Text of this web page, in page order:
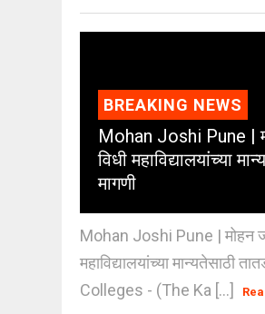
BREAKING NEWS
Mohan Joshi Pune |
विधी महाविद्यालयांच्या
मागणी
Mohan Joshi Pune | मोहन
महाविद्यालयांच्या मान्यतेसाठी
Colleges - (The Ka [...]